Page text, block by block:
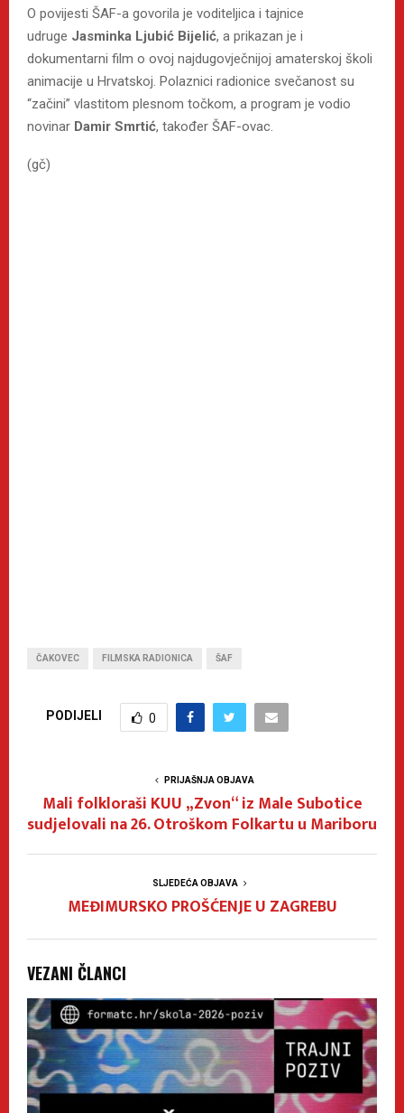
O povijesti ŠAF-a govorila je voditeljica i tajnice
udruge Jasminka Ljubić Bijelić, a prikazan je i
dokumentarni film o ovoj najdugovječnijoj amaterskoj školi
animacije u Hrvatskoj. Polaznici radionice svečanost su
“začini” vlastitom plesnom točkom, a program je vodio
novinar Damir Smrtić, također ŠAF-ovac.
(gč)
ČAKOVEC FILMSKA RADIONICA ŠAF
PODIJELI 0
PRIJAŠNJA OBJAVA
Mali folkloraši KUU „Zvon“ iz Male Subotice
sudjelovali na 26. Otroškom Folkartu u Mariboru
SLJEDEĆA OBJAVA
MEĐIMURSKO PROŠĆENJE U ZAGREBU
VEZANI ČLANCI